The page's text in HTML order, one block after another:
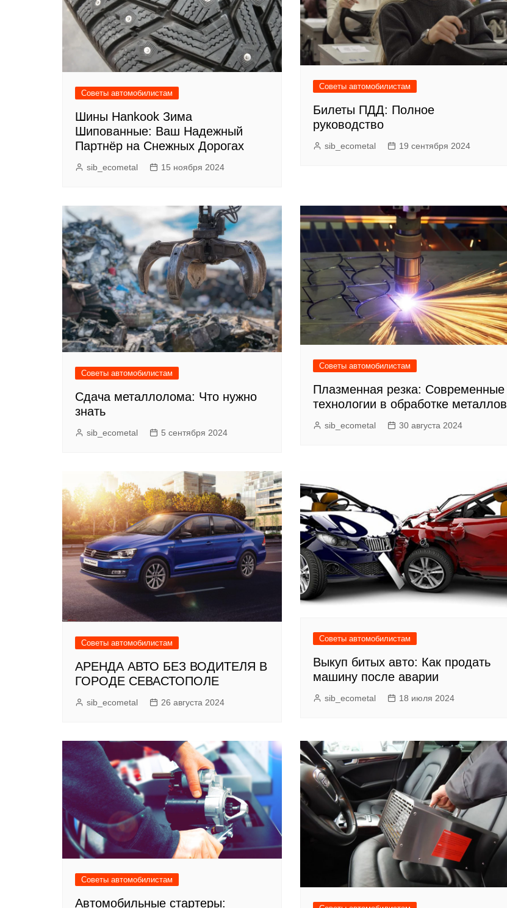
Советы автомобилистам
Шины Hankook Зима
Шипованные: Ваш Надежный
Партнёр на Снежных Дорогах
sib_ecometal 15 ноября 2024
Советы автомобилистам
Билеты ПДД: Полное
руководство
sib_ecometal 19 сентября 2024
Советы автомобилистам
Сдача металлолома: Что нужно
знать
sib_ecometal 5 сентября 2024
Советы автомобилистам
Плазменная резка: Современные
технологии в обработке металлов
sib_ecometal 30 августа 2024
Советы автомобилистам
АРЕНДА АВТО БЕЗ ВОДИТЕЛЯ В
ГОРОДЕ СЕВАСТОПОЛЕ
sib_ecometal 26 августа 2024
Советы автомобилистам
Выкуп битых авто: Как продать
машину после аварии
sib_ecometal 18 июля 2024
Советы автомобилистам
Автомобильные стартеры: